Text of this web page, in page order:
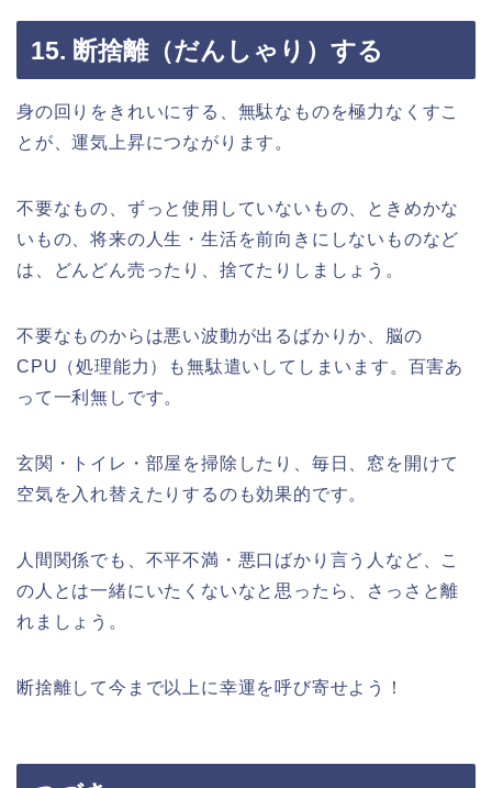
15. 断捨離（だんしゃり）する
身の回りをきれいにする、無駄なものを極力なくすこ
とが、運気上昇につながります。
不要なもの、ずっと使用していないもの、ときめかな
いもの、将来の人生・生活を前向きにしないものなど
は、どんどん売ったり、捨てたりしましょう。
不要なものからは悪い波動が出るばかりか、脳の
CPU（処理能力）も無駄遣いしてしまいます。百害あ
って一利無しです。
玄関・トイレ・部屋を掃除したり、毎日、窓を開けて
空気を入れ替えたりするのも効果的です。
人間関係でも、不平不満・悪口ばかり言う人など、こ
の人とは一緒にいたくないなと思ったら、さっさと離
れましょう。
断捨離して今まで以上に幸運を呼び寄せよう！